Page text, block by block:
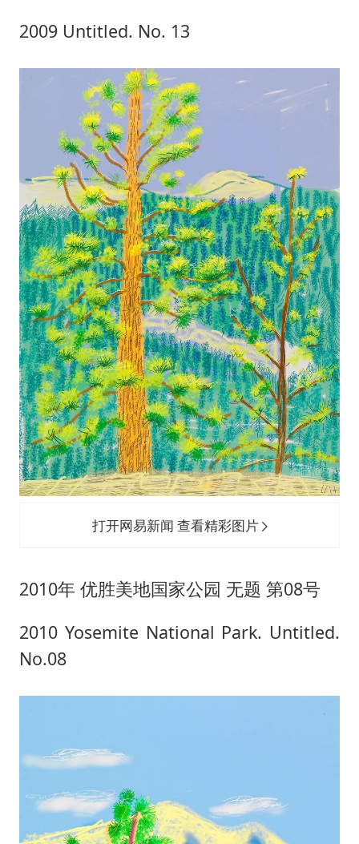
2009 Untitled. No. 13
打开网易新闻 查看精彩图片
2010年 优胜美地国家公园 无题 第08号
2010 Yosemite National Park. Untitled.
No.08